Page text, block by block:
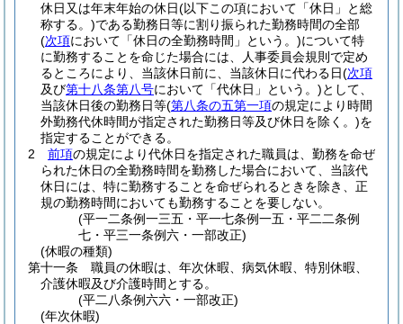
休日又は年末年始の休日(以下この項において「休日」と総
称する。)である勤務日等に割り振られた勤務時間の全部
(次項において「休日の全勤務時間」という。)について特
に勤務することを命じた場合には、人事委員会規則で定め
るところにより、当該休日前に、当該休日に代わる日(次項
及び第十八条第八号において「代休日」という。)として、
当該休日後の勤務日等(第八条の五第一項の規定により時間
外勤務代休時間が指定された勤務日等及び休日を除く。)を
指定することができる。
2
前項の規定により代休日を指定された職員は、勤務を命ぜ
られた休日の全勤務時間を勤務した場合において、当該代
休日には、特に勤務することを命ぜられるときを除き、正
規の勤務時間においても勤務することを要しない。
(平一二条例一三五・平一七条例一五・平二二条例
七・平三一条例六・一部改正)
(休暇の種類)
第十一条
職員の休暇は、年次休暇、病気休暇、特別休暇、
介護休暇及び介護時間とする。
(平二八条例六六・一部改正)
(年次休暇)